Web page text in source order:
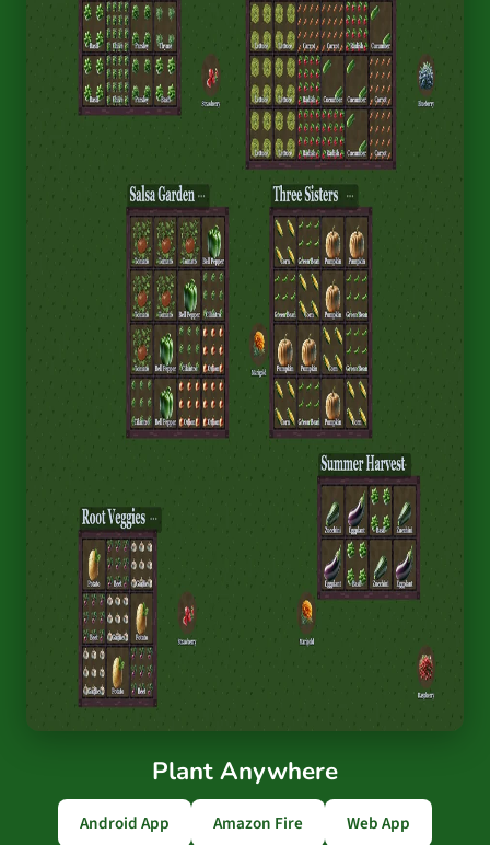
Plant Anywhere
Android App Amazon Fire Web App